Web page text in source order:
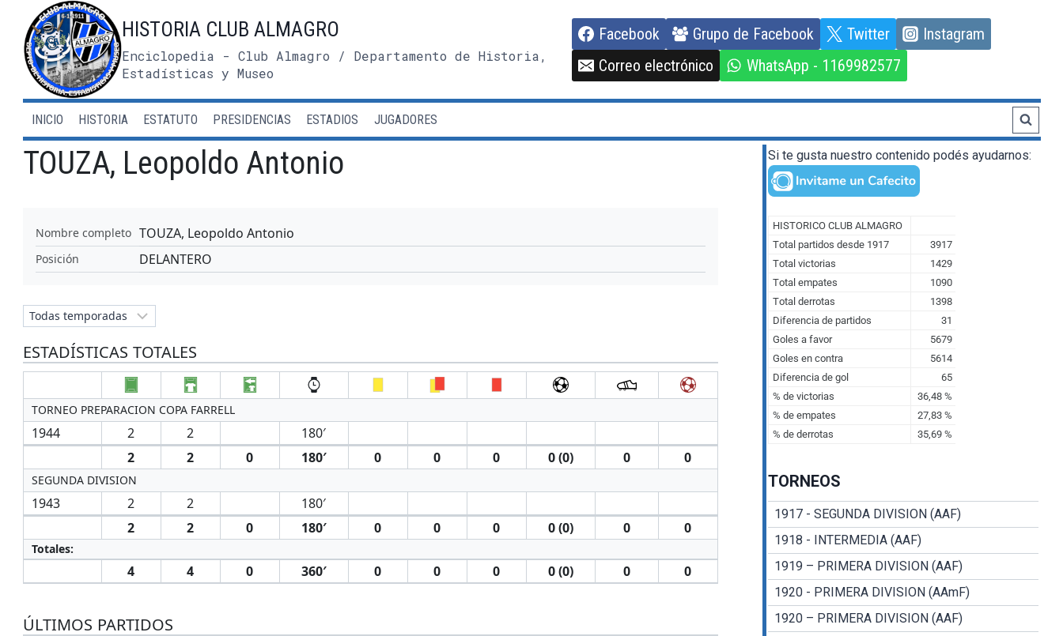
contenido
HISTORIA CLUB ALMAGRO
Enciclopedia - Club Almagro / Departamento de Historia,
Estadísticas y Museo
Facebook Grupo de Facebook Twitter
Instagram
Correo electrónico
WhatsApp - 1169982577
INICIO HISTORIA ESTATUTO PRESIDENCIAS ESTADIOS JUGADORES
TOUZA, Leopoldo Antonio
Nombre completo TOUZA, Leopoldo Antonio
Posición DELANTERO
ESTADÍSTICAS TOTALES
TORNEO PREPARACION COPA FARRELL
1944 2 2
180′
2
2 0 180′ 0 0 0 0 (0) 0 0
SEGUNDA DIVISION
1943 2 2
180′
2
2 0 180′ 0 0 0 0 (0) 0 0
Totales:
4 4 0 360′ 0 0 0 0 (0) 0 0
ÚLTIMOS PARTIDOS
Si te gusta nuestro contenido podés ayudarnos:
TORNEOS
1917 - SEGUNDA DIVISION (AAF)
1918 - INTERMEDIA (AAF)
1919 – PRIMERA DIVISION (AAF)
1920 - PRIMERA DIVISION (AAmF)
1920 – PRIMERA DIVISION (AAF)